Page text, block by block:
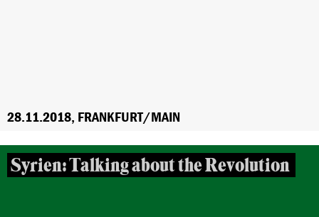
28.11.2018, FRANKFURT/MAIN
Syrien: Talking about the Revolution